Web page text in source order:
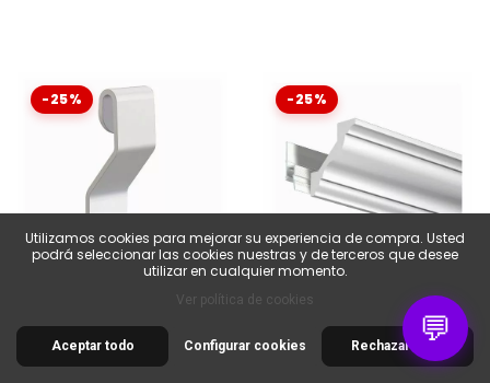
-25%
Gancho en forma de S
blanco
0,71 €
-25%
DISPONIBLE
Cornisa básica 200 cm
para riel decorativo
21,46 €
💬
Utilizamos cookies para mejorar su experiencia de compra. Usted
podrá seleccionar las cookies nuestras y de terceros que desee
utilizar en cualquier momento.
Ver política de cookies
Aceptar todo Rechazar todo
Configurar cookies